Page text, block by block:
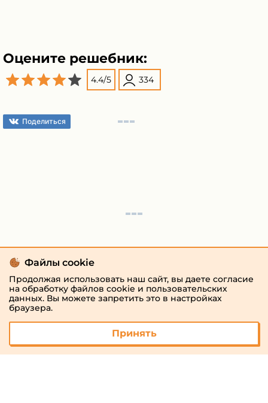
Оцените решебник:
4.4/5 334
Поделиться
Файлы cookie
Продолжая использовать наш сайт, вы даете согласие
на обработку файлов cookie и пользовательских
данных. Вы можете запретить это в настройках
браузера.
Принять